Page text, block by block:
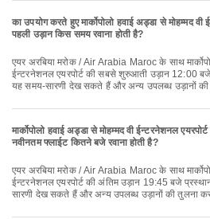
का उपयोग करते हुए मार्कोपोलो हवाई अड्डा से मोहम्मद
पहली उड़ान किस समय रवाना होती है?
एयर अरबिया मरोक / Air Arabia Maroc के साथ मार्कोपोलो हवाई अड्डा से मोहम्मद वी
ईन्टरनेशनल एयरपोर्ट की सबसे शुरुआती उड़ान 12:00
यह समय-सारणी देख सकते हैं और अन्य उपलब्ध उड़ानों
मार्कोपोलो हवाई अड्डा से मोहम्मद वी ईन्टरनेशनल
नवीनतम फ्लाईट कितने बजे रवाना होती है?
एयर अरबिया मरोक / Air Arabia Maroc के साथ मार्कोपोलो हवाई अड्डा से मोहम्मद वी
ईन्टरनेशनल एयरपोर्ट की अंतिम उड़ान 19:45 बजे
सारणी देख सकते हैं और अन्य उपलब्ध उड़ानों की तुलना